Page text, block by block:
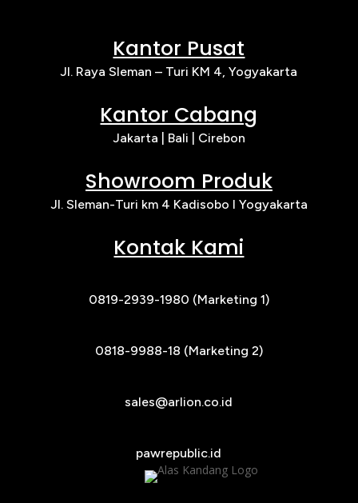
Kantor Pusat
Jl. Raya Sleman – Turi KM 4, Yogyakarta
Kantor Cabang
Jakarta | Bali | Cirebon
Showroom Produk
Jl. Sleman-Turi km 4 Kadisobo I Yogyakarta
Kontak Kami
0819-2939-1980 (Marketing 1)
0818-9988-18 (Marketing 2)
sales@arlion.co.id
pawrepublic.id